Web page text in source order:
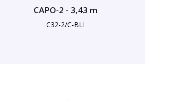
CAPO-2 - 3,43 m
C32-2/C-BLI